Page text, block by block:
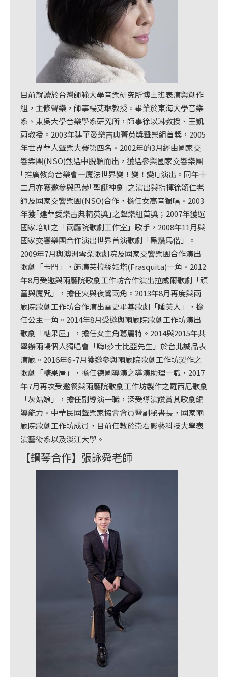
目前就讀於台灣師範大學音樂研究所博士班表演與創作
組，主修聲樂，師事楊艾琳教授。畢業於東海大學音樂
系、東吳大學音樂學系研究所，師事徐以琳教授、王凱
蔚教授。2003年建華愛樂古典菁英獎聲樂組首獎，2005
年世界華人聲樂大賽第四名。2002年的3月經由國家交
響樂團(NSO)甄選中脫穎而出，獲選參與國家交響樂團
｢推廣教育音樂會—魔法世界變！變！變!｣演出。同年十
二月亦獲邀參與巴赫｢聖誕神劇｣之演出與指揮徐頌仁老
師及國家交響樂團(NSO)合作，擔任女高音獨唱。2003
年獲｢建華愛樂古典精英獎｣之聲樂組首獎；2007年獲選
國家培訓之「兩廳院歌劇工作室」歌手，2008年11月與
國家交響樂團合作演出世界首演歌劇「黑鬚馬偕」。
2009年7月與澳洲雪梨歌劇院及國家交響樂團合作演出
歌劇「卡門」，飾演芙拉絲姬塔(Frasquita)一角。2012
年8月受邀與兩廳院歌劇工作坊合作演出拉威爾歌劇「頑
童與魔咒」，擔任火與夜鶯兩角。2013年8月再度與兩
廳院歌劇工作坊合作演出雷史畢基歌劇「睡美人」，擔
任公主一角。2014年8月受邀與兩廳院歌劇工作坊演出
歌劇「糖果屋」，擔任女主角葛麗特。2014與2015年共
舉辦兩場個人獨唱會「嗨!莎士比亞先生」於台北誠品表
演廳。2016年6~7月獲邀參與兩廳院歌劇工作坊製作之
歌劇「糖果屋」，擔任德國導演之導演助理一職，2017
年7月再次受邀餐與兩廳院歌劇工作坊製作之羅西尼歌劇
「灰姑娘」，擔任副導演一職，深受導演讚賞其歌劇編
導能力。中華民國聲樂家協會會員暨副秘書長，國家兩
廳院歌劇工作坊成員，目前任教於崇右影藝科技大學表
演藝術系以及淡江大學。
【鋼琴合作】張詠舜老師